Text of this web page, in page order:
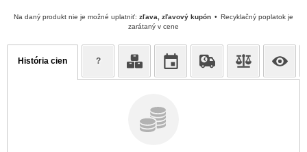
Na daný produkt nie je možné uplatniť: zľava, zľavový kupón
Recyklačný poplatok je
zarátaný v cene
História cien ?